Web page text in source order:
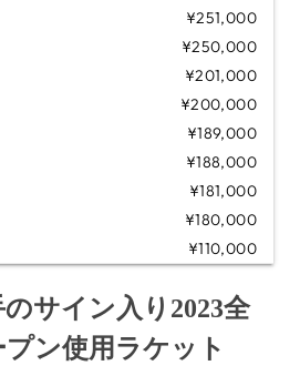
¥251,000
¥250,000
¥201,000
¥200,000
¥189,000
¥188,000
¥181,000
¥180,000
¥110,000
サイン入り2023全
ン使用ラケット